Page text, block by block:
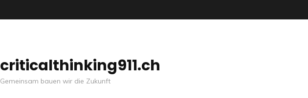
criticalthinking911.ch
Gemeinsam bauen wir die Zukunft